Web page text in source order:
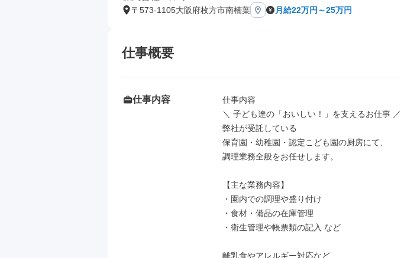
〒573-1105大阪府枚方市南楠葉 月給22万円～25万円
仕事概要
仕事内容
仕事内容
＼ 子ども達の「おいしい！」を支えるお仕事 ／
弊社が受託している
保育園・幼稚園・認定こども園の厨房にて、
調理業務全般をお任せします。
【主な業務内容】
・園内での調理や盛り付け
・食材・備品の在庫管理
・衛生管理や帳票類の記入 など
離乳食やアレルギー対応など、